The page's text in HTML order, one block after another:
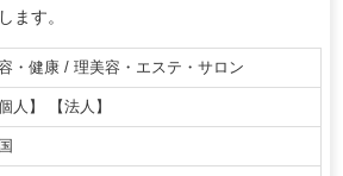
ます。
・健康 / 理美容・エステ・サロン
個人】 【法人】